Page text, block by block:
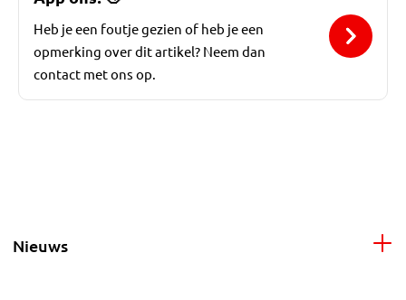
Heb je een foutje gezien of heb je een
opmerking over dit artikel? Neem dan
contact met ons op.
Nieuws